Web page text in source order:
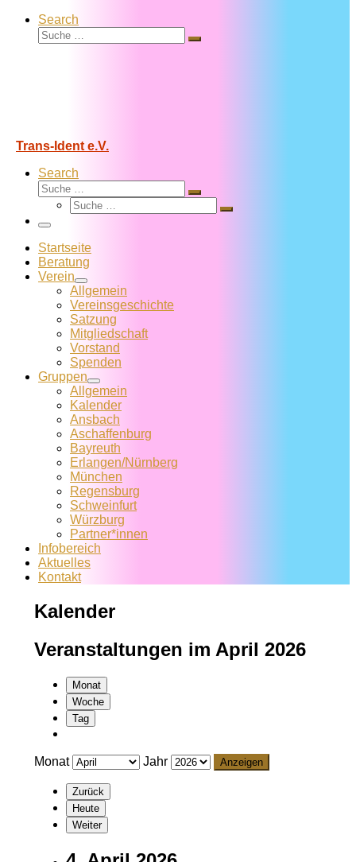
Search
Suche
Suche
Trans-Ident e.V.
Search
Suche
Suche
Suche
Suche
Menü
Startseite
Beratung
Verein
Allgemein
Vereins­geschichte
Satzung
Mitglied­schaft
Vorstand
Spenden
Gruppen
Allgemein
Kalender
Ansbach
Aschaffenburg
Bayreuth
Erlangen/Nürnberg
München
Regensburg
Schweinfurt
Würzburg
Partner*innen
Infobereich
Aktuelles
Kontakt
Kalender
Veranstaltungen im April 2026
Monat
Woche
Tag
Monat Jahr
Zurück
Heute
Weiter